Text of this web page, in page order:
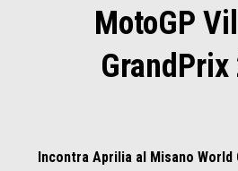
MotoGP
GrandPrix
Incontra Aprilia al Misano